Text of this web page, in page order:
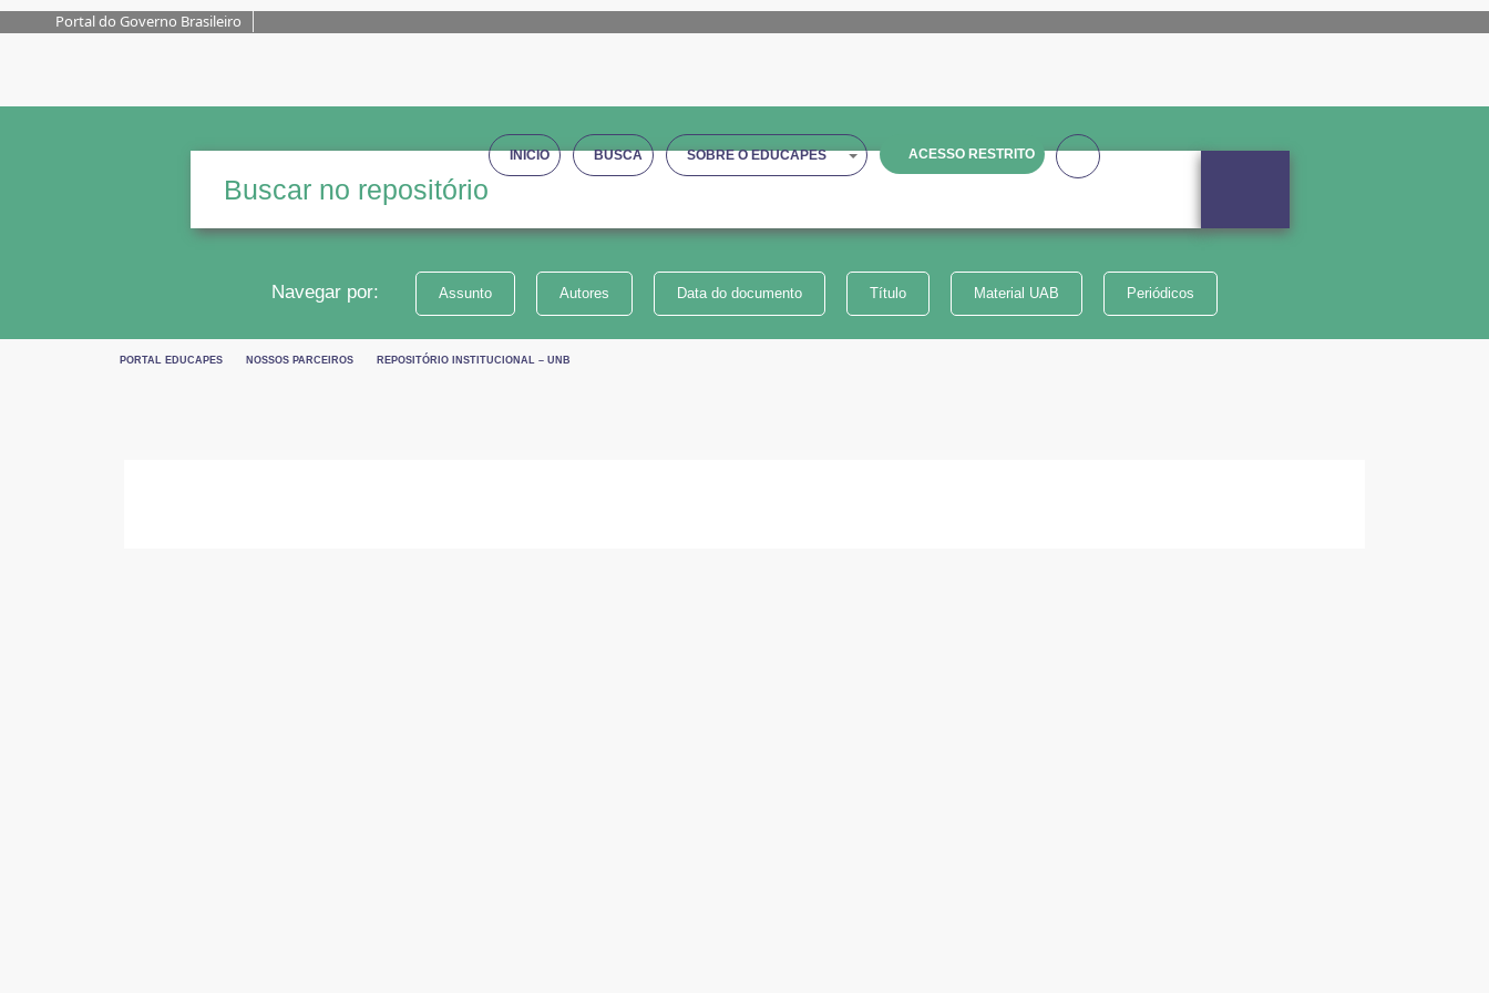
Portal do Governo Brasileiro
INICIO BUSCA SOBRE O EDUCAPES ACESSO RESTRITO
Navegar por: Assunto Autores Data do documento Título Material UAB Periódicos
PORTAL EDUCAPES NOSSOS PARCEIROS REPOSITÓRIO INSTITUCIONAL – UNB